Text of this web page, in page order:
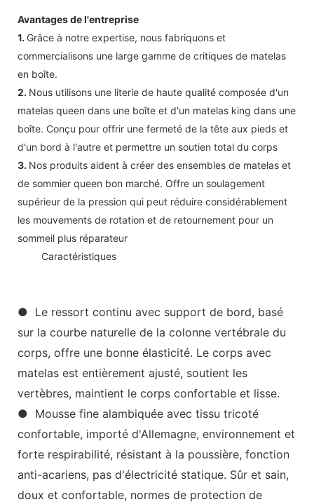
Avantages de l'entreprise
1. Grâce à notre expertise, nous fabriquons et
commercialisons une large gamme de critiques de matelas
en boîte.
2. Nous utilisons une literie de haute qualité composée d'un
matelas queen dans une boîte et d'un matelas king dans une
boîte. Conçu pour offrir une fermeté de la tête aux pieds et
d'un bord à l'autre et permettre un soutien total du corps
3. Nos produits aident à créer des ensembles de matelas et
de sommier queen bon marché. Offre un soulagement
supérieur de la pression qui peut réduire considérablement
les mouvements de rotation et de retournement pour un
sommeil plus réparateur
Caractéristiques
● Le ressort continu avec support de bord, basé
sur la courbe naturelle de la colonne vertébrale du
corps, offre une bonne élasticité. Le corps avec
matelas est entièrement ajusté, soutient les
vertèbres, maintient le corps confortable et lisse.
● Mousse fine alambiquée avec tissu tricoté
confortable, importé d'Allemagne, environnement et
forte respirabilité, résistant à la poussière, fonction
anti-acariens, pas d'électricité statique. Sûr et sain,
doux et confortable, normes de protection de